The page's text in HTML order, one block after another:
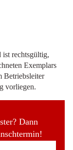
rechtsgültig,
Exemplars
Betriebsleiter
vorliegen.
Dann